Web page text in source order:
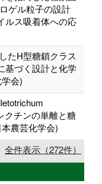
ゲル粒子の設計
ルス吸着体への応
たH型糖鎖クラス
基づく設計と化学
会)
クチンの単離と糖
農芸化学会)
全件表示（272件）